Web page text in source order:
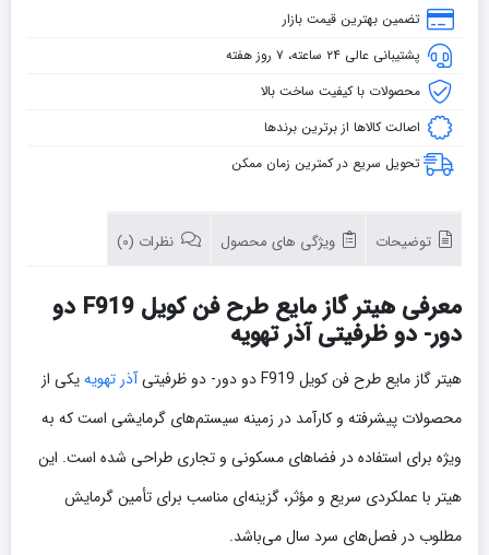
تضمین بهترین قیمت بازار
پشتیبانی عالی ۲۴ ساعته، ۷ روز هفته
محصولات با کیفیت ساخت بالا
اصالت کالاها از برترین برندها
تحویل سریع در کمترین زمان ممکن
توضیحات ویژگی های محصول نظرات (0)
معرفی هیتر گاز مایع طرح فن کویل F919 دو
دور- دو ظرفیتی آذر تهویه
هیتر گاز مایع طرح فن کویل F919 دو دور- دو ظرفیتی آذر تهویهیکی از
محصولات پیشرفته و کارآمد در زمینه سیستم‌های گرمایشی است که به
ویژه برای استفاده در فضاهای مسکونی و تجاری طراحی شده است. این
هیتر با عملکردی سریع و مؤثر، گزینه‌ای مناسب برای تأمین گرمایش
مطلوب در فصل‌های سرد سال می‌باشد.